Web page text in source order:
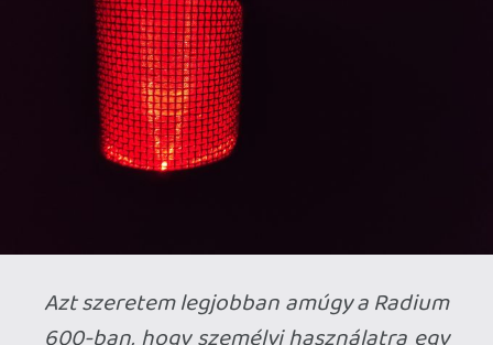
Tommy_Angelo 2021.05.03 19:29:56
#1vz06
Én most áprilisban vettem egy Zoom H2N-
t. Nem nagyon vagyok benne a témában
és mikor kerestem a megfelelő mikit,
ledöbbentem milyen nagy "iparág" már ez
is, így kezdő szinten is.